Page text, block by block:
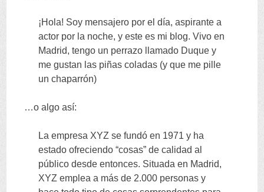
¡Hola! Soy mensajero por el día,aspirante a
actor por la noche,y este es mi blog.Vivo en
Madrid,tengo un perrazo llamado Duque y
me gustan las piñas coladas (y que me pille
un chaparrón)
…o algo así:
La empresa XYZ se fundó en 1971y ha
estado ofreciendo “cosas”de calidad al
público desde entonces. Situada en Madrid,
XYZ emplea a más de 2.000 personas y